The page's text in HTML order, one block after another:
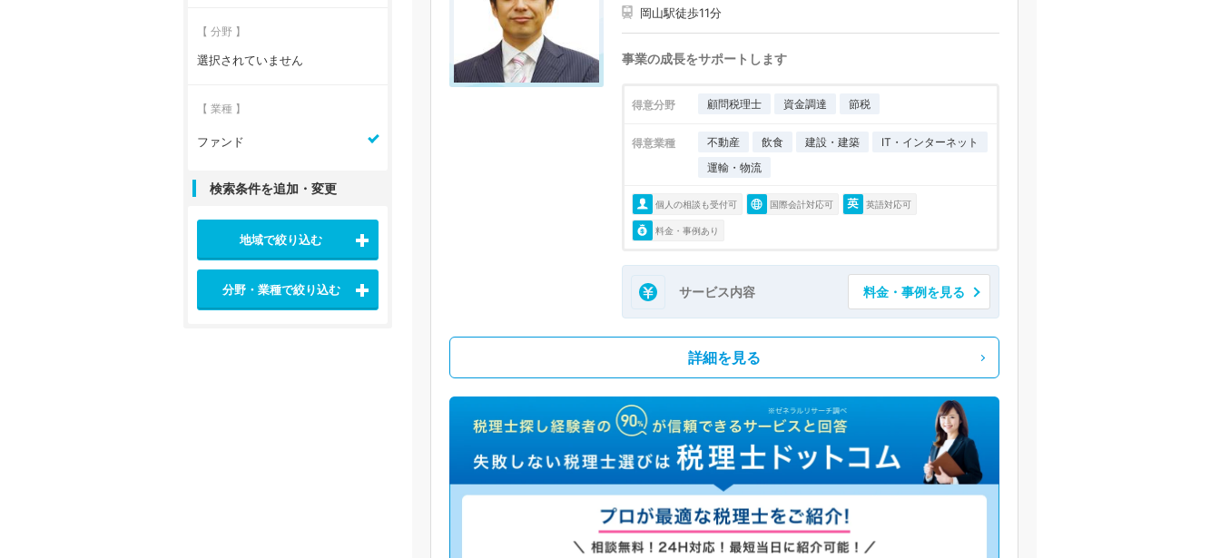
岡山駅徒歩11分
事業の成長をサポートします
得意分野 顧問税理士 資金調達 節税
得意業種 不動産 飲食 建設・建築
IT・インターネット
運輸・物流
個人の相談も受付可 国際会計対応可 英語対応可
料金・事例あり
サービス内容 料金・事例を見る
詳細を見る
【 分野 】
選択されていません
【 業種 】
ファンド
検索条件を追加・変更
地域で絞り込む
分野・業種で絞り込む